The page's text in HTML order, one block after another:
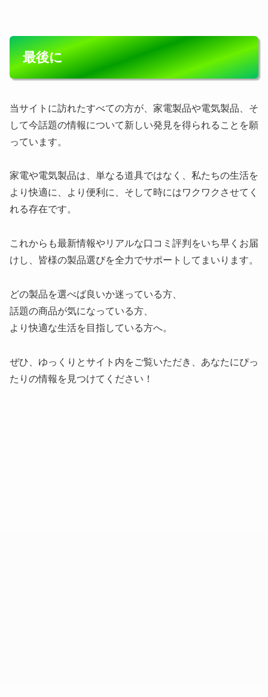
最後に
当サイトに訪れたすべての方が、家電製品や電気製品、そ
して今話題の情報について新しい発見を得られることを願
っています。
家電や電気製品は、単なる道具ではなく、私たちの生活を
より快適に、より便利に、そして時にはワクワクさせてく
れる存在です。
これからも最新情報やリアルな口コミ評判をいち早くお届
けし、皆様の製品選びを全力でサポートしてまいります。
どの製品を選べば良いか迷っている方、
話題の商品が気になっている方、
より快適な生活を目指している方へ。
ぜひ、ゆっくりとサイト内をご覧いただき、あなたにぴっ
たりの情報を見つけてください！